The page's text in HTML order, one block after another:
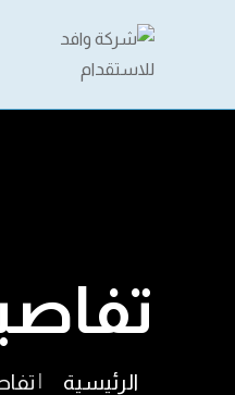
الرئيسية